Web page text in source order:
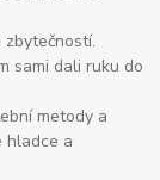
zbytečností.
sami dali ruku do
metody a
hladce a